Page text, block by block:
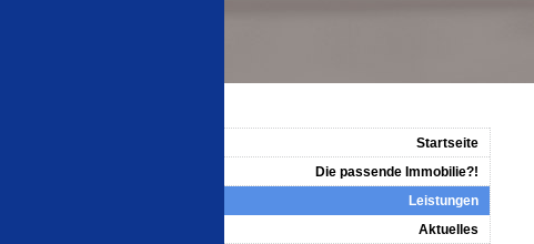
Startseite
Die passende Immobilie?!
Leistungen
Aktuelles